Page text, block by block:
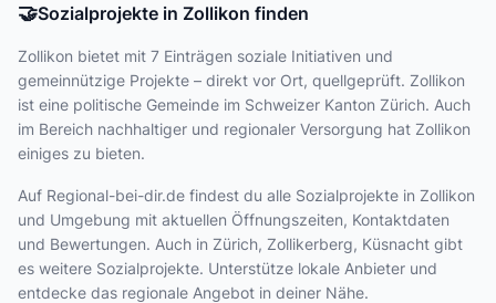
🤝Sozialprojekte in Zollikon finden
Zollikon bietet mit 7 Einträgen soziale Initiativen und
gemeinnützige Projekte – direkt vor Ort, quellgeprüft. Zollikon
ist eine politische Gemeinde im Schweizer Kanton Zürich. Auch
im Bereich nachhaltiger und regionaler Versorgung hat Zollikon
einiges zu bieten.
Auf Regional-bei-dir.de findest du alle Sozialprojekte in Zollikon
und Umgebung mit aktuellen Öffnungszeiten, Kontaktdaten
und Bewertungen. Auch in Zürich, Zollikerberg, Küsnacht gibt
es weitere Sozialprojekte. Unterstütze lokale Anbieter und
entdecke das regionale Angebot in deiner Nähe.